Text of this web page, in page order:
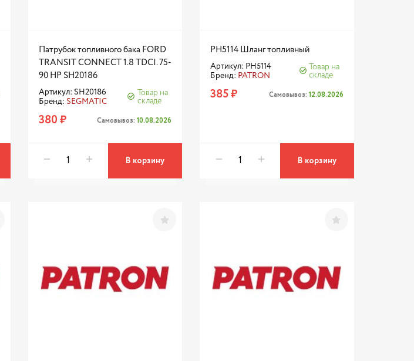
Патрубок топливного бака FORD
TRANSIT CONNECT 1.8 TDCI. 75-
90 HP SH20186
Артикул: SH20186
Бренд: SEGMATIC
Товар на
складе
380 ₽ Самовывоз:10.08.2026
В корзину
PH5114 Шланг топливный
Артикул: PH5114
Бренд: PATRON
Товар на
складе
385 ₽ Самовывоз: 12.08.2026
В корзину